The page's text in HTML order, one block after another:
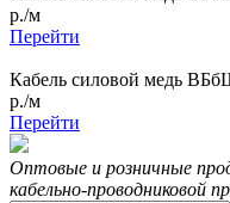
р./м
Перейти
Кабель силовой медь
р./м
Перейти
Оптовые и розничные
кабельно-проводниковой